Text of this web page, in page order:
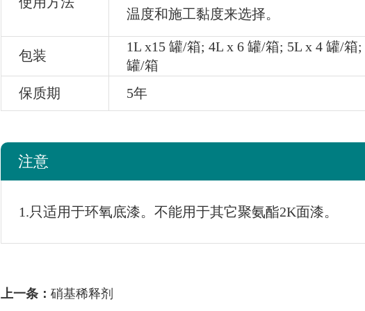
温度和施工黏度来选择。
包装
1L x15 罐/箱; 4L x 6 罐/箱; 5L x 4 罐/箱;
罐/箱
保质期
5年
注意
1.只适用于环氧底漆。不能用于其它聚氨酯2K面漆。
上一条： 硝基稀释剂